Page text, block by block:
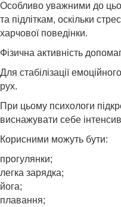
Особливо уважними до
та підліткам, оскільки
харчової поведінки.
Фізична активність
Для стабілізації
рух.
При цьому психологи
виснажувати себе
Корисними можуть бути:
прогулянки;
легка зарядка;
йога;
плавання;